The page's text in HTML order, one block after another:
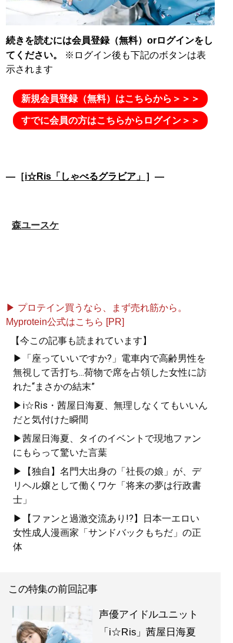
続きを読むには会員登録（無料）orログインをし
てください。
※ログイン後も下記のボタンは表
新規会員登録（無料）はこちらから＞＞＞
すでに会員の方はこちらからログイン＞＞
―［i☆Ris「しゃべるグラビア」 ］―
森ユースケ
▶ プロテイン買うなら、まず売れ筋から。
Myprotein公式はこちら [PR]
【今この記事も読まれています】
▶「座っていいですか?」電車内で高齢男性を
無視して舌打ち...荷物で席を占領した女性に訪
れた“まさかの結末”
▶i☆Ris・茜屋日海夏、無理しなくてもいいん
だと気付けた瞬間
▶茜屋日海夏、タイのイベントで現地ファン
にもらって驚いた言葉
▶【独自】名門大出身の「社長の娘」が、デ
リヘル嬢として働くワケ「将来の夢は行政書
士」
▶【ファンと過激交流あり!?】日本一エロい
女性成人漫画家「サンドバックもちだ」の正
体
この特集の前回記事
声優アイドルユニット
「i☆Ris」茜屋日海夏